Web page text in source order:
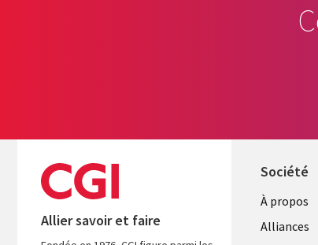
Allier savoir et faire
Société
À propos
Alliances